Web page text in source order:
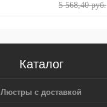
5 568,40 pуб.
Каталог
Люстры с доставкой